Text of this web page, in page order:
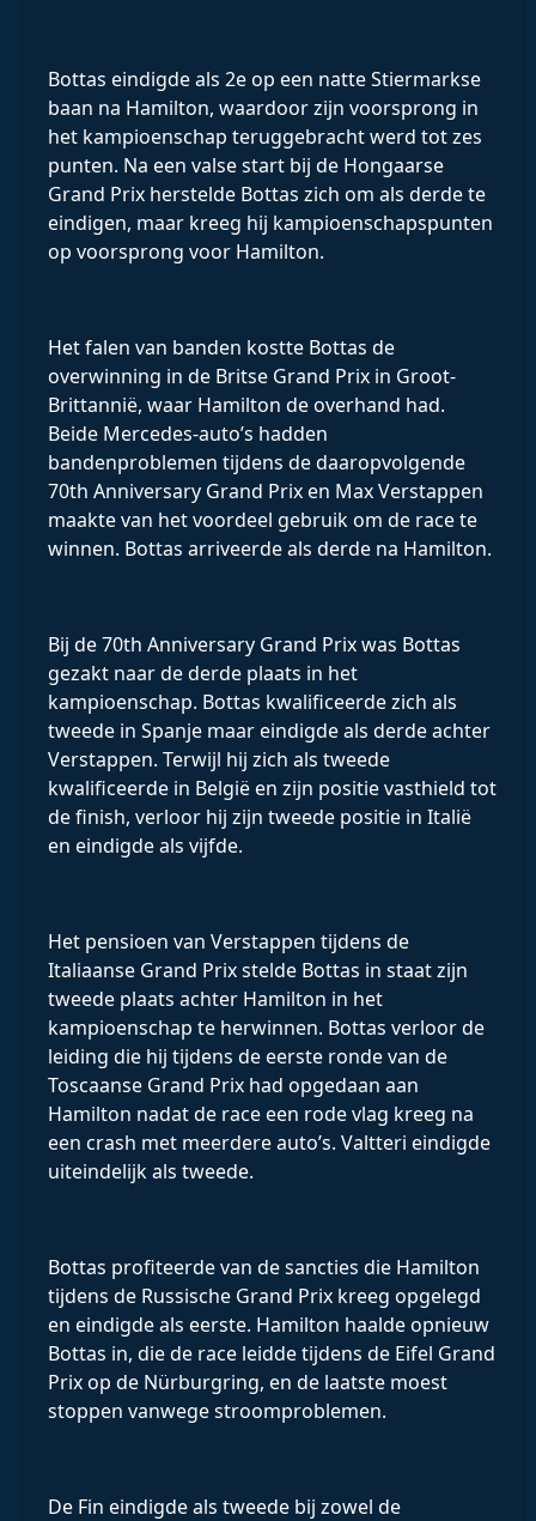
Bottas eindigde als 2e op een natte Stiermarkse
baan na Hamilton, waardoor zijn voorsprong in
het kampioenschap teruggebracht werd tot zes
punten. Na een valse start bij de Hongaarse
Grand Prix herstelde Bottas zich om als derde te
eindigen, maar kreeg hij kampioenschapspunten
op voorsprong voor Hamilton.
Het falen van banden kostte Bottas de
overwinning in de Britse Grand Prix in Groot-
Brittannië, waar Hamilton de overhand had.
Beide Mercedes-auto’s hadden
bandenproblemen tijdens de daaropvolgende
70th Anniversary Grand Prix en Max Verstappen
maakte van het voordeel gebruik om de race te
winnen. Bottas arriveerde als derde na Hamilton.
Bij de 70th Anniversary Grand Prix was Bottas
gezakt naar de derde plaats in het
kampioenschap. Bottas kwalificeerde zich als
tweede in Spanje maar eindigde als derde achter
Verstappen. Terwijl hij zich als tweede
kwalificeerde in België en zijn positie vasthield tot
de finish, verloor hij zijn tweede positie in Italië
en eindigde als vijfde.
Het pensioen van Verstappen tijdens de
Italiaanse Grand Prix stelde Bottas in staat zijn
tweede plaats achter Hamilton in het
kampioenschap te herwinnen. Bottas verloor de
leiding die hij tijdens de eerste ronde van de
Toscaanse Grand Prix had opgedaan aan
Hamilton nadat de race een rode vlag kreeg na
een crash met meerdere auto’s. Valtteri eindigde
uiteindelijk als tweede.
Bottas profiteerde van de sancties die Hamilton
tijdens de Russische Grand Prix kreeg opgelegd
en eindigde als eerste. Hamilton haalde opnieuw
Bottas in, die de race leidde tijdens de Eifel Grand
Prix op de Nürburgring, en de laatste moest
stoppen vanwege stroomproblemen.
De Fin eindigde als tweede bij zowel de